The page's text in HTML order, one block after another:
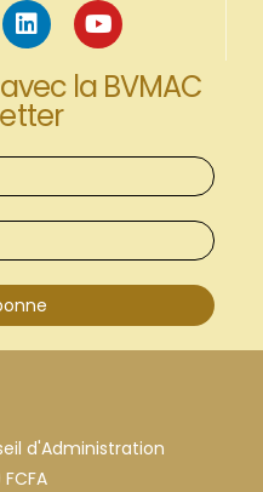
la BVMAC
d'Administration